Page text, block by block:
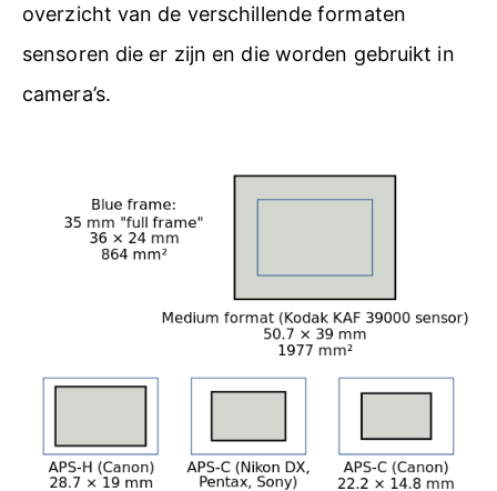
overzicht van de verschillende formaten
sensoren die er zijn en die worden gebruikt in
camera’s.